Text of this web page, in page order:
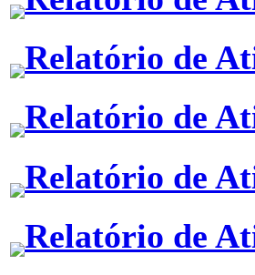
Relatório de
Relatório de
Relatório de
Relatório de